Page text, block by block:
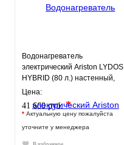
Водонагреватель
электрический Ariston LYDOS
HYBRID (80 л.) настенный,
ТЭН 1,2 кВт.
Цена:
41 660 руб.*
* Актуальную цену пожалуйста
уточните у менеджера